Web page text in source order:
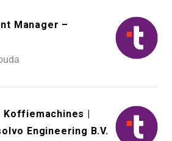
Manager –
|
Engineering B.V.